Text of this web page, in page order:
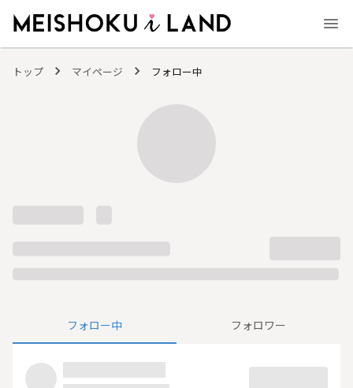
トップ マイページ フォロー中
フォロー中 フォロワー